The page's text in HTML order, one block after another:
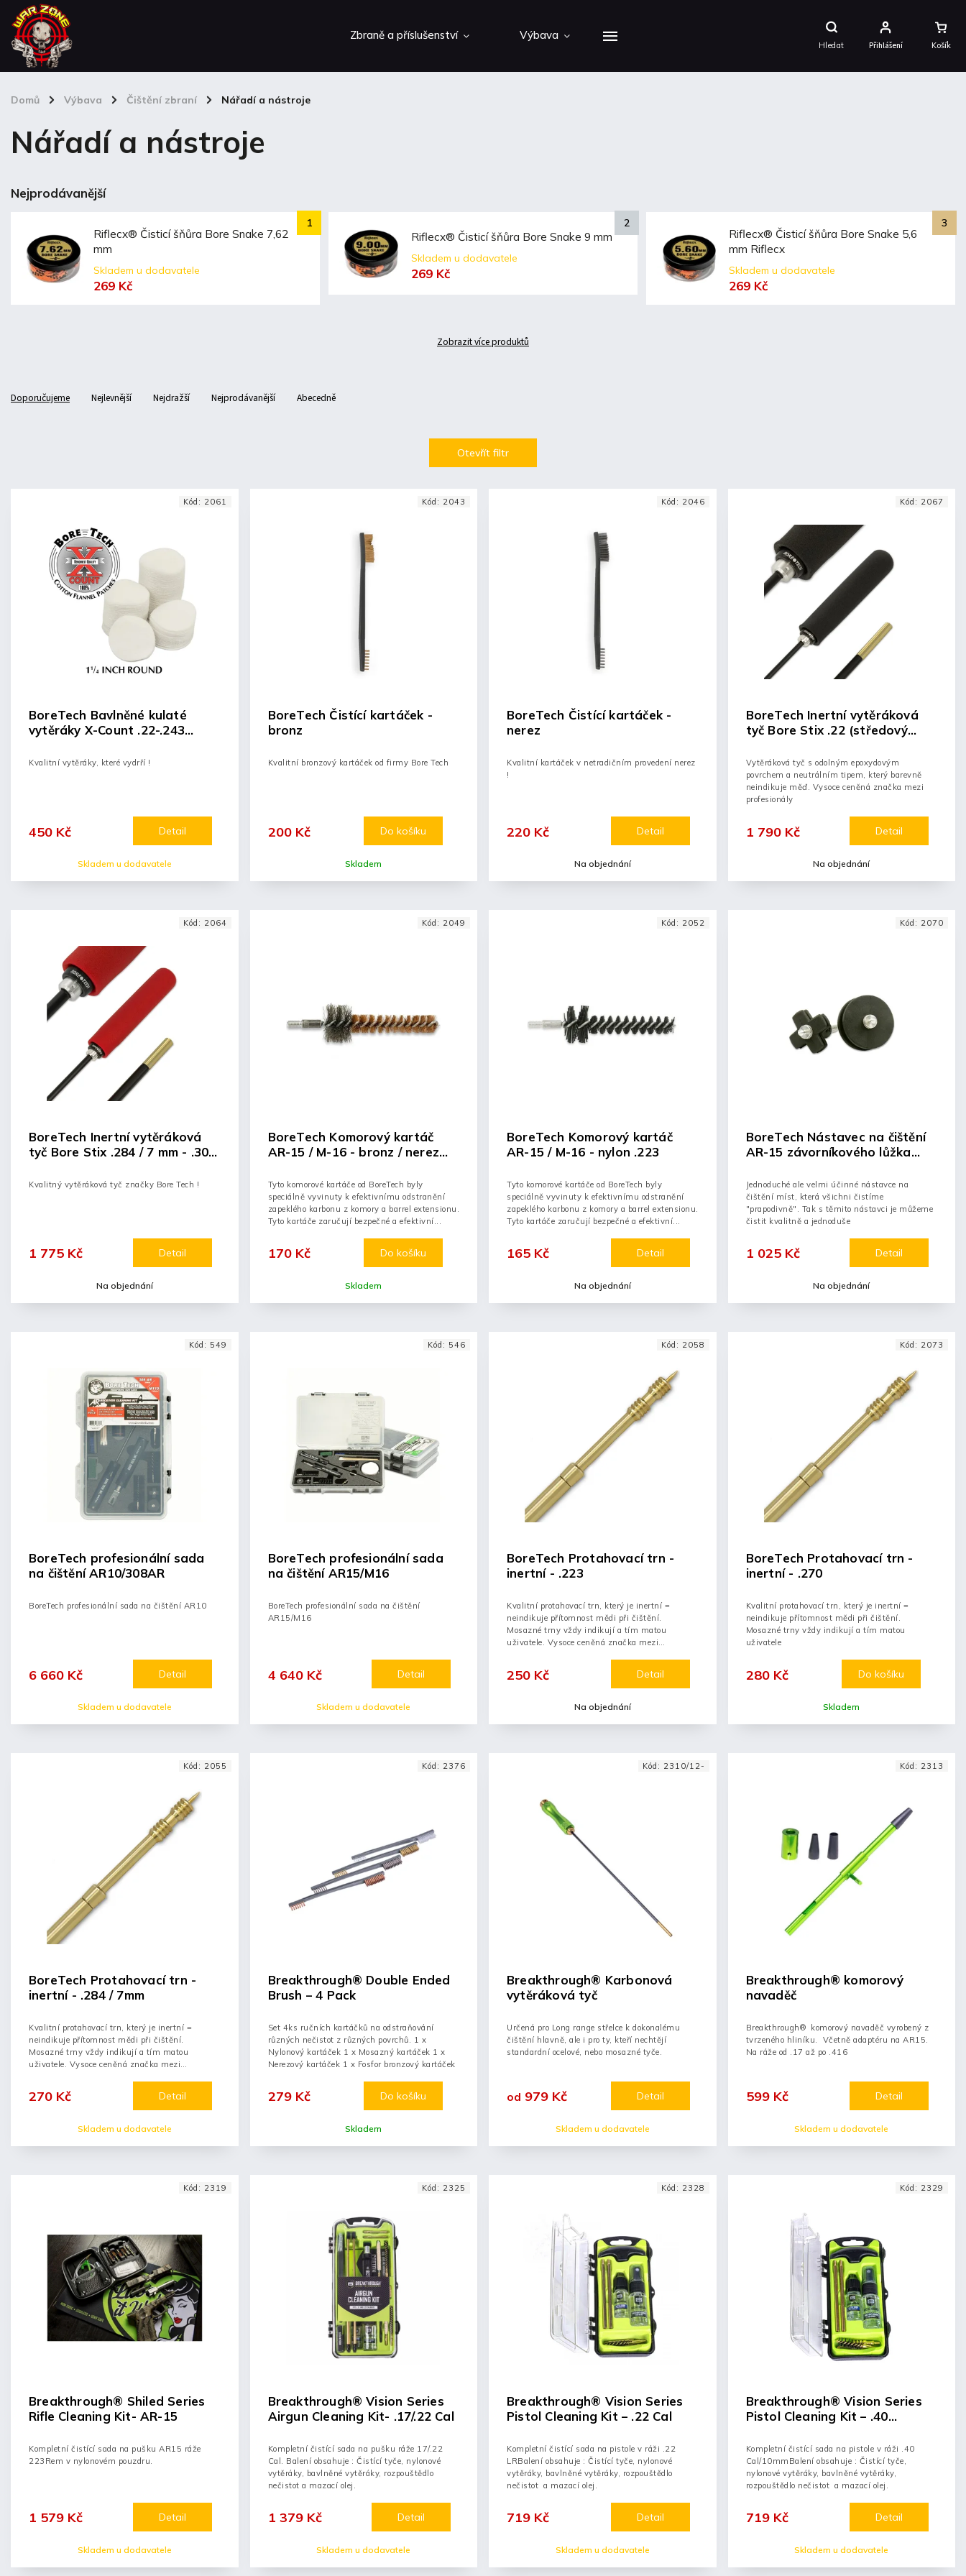
Hledat
Nákupní
Košík
Přihlášení
Zbraně a příslušenství Výbava
Domů / Výbava / Čištění zbraní / Nářadí a nástroje
Nářadí a nástroje
Nejprodávanější
Riflecx® Čisticí šňůra Bore Snake 7,62
mm
Skladem u dodavatele
269 Kč
Riflecx® Čisticí šňůra Bore Snake 9 mm
Skladem u dodavatele
269 Kč
Riflecx® Čisticí šňůra Bore Snake 5,6
mm Riflecx
Skladem u dodavatele
269 Kč
Zobrazit více produktů
Doporučujeme Nejlevnější Nejdražší Nejprodávanější Abecedně
Otevřít filtr
BoreTech Bavlněné kulaté
vytěráky X-Count .22-.243
Skladem u dodavatele
450 Kč Detail
Kvalitní vytěráky, které vydrří !
Kód: 2061
BoreTech Čistící kartáček -
bronz
Skladem
200 Kč Do košíku
Kvalitní bronzový kartáček od firmy Bore Tech
Kód: 2043
BoreTech Čistící kartáček -
nerez
Na objednání
220 Kč Detail
Kvalitní kartáček v netradičním provedení nerez
!
Kód: 2046
BoreTech Inertní vytěráková
tyč Bore Stix .22 (středový
Na objednání
1 790 Kč Detail
Vytěráková tyč s odolným epoxydovým
povrchem a neutrálním tipem, který barevně
neindikuje měď. Vysoce ceněná značka mezi
profesionály
Kód: 2067
BoreTech Inertní vytěráková
tyč Bore Stix .284 / 7 mm - .30 /
Na objednání
1 775 Kč Detail
Kvalitný vytěráková tyč značky Bore Tech !
Kód: 2064
BoreTech Komorový kartáč
AR-15 / M-16 - bronz / nerez
Skladem
170 Kč Do košíku
Tyto komorové kartáče od BoreTech byly
speciálně vyvinuty k efektivnímu odstranění
zapeklého karbonu z komory a barrel extensionu.
Tyto kartáče zaručují bezpečné a efektivní...
Kód: 2049
BoreTech Komorový kartáč
AR-15 / M-16 - nylon .223
Na objednání
165 Kč Detail
Tyto komorové kartáče od BoreTech byly
speciálně vyvinuty k efektivnímu odstranění
zapeklého karbonu z komory a barrel extensionu.
Tyto kartáče zaručují bezpečné a efektivní...
Kód: 2052
BoreTech Nástavec na čištění
AR-15 závorníkového lůžka
Na objednání
1 025 Kč Detail
Jednoduché ale velmi účinné nástavce na
čištění míst, která všichni čistíme
"prapodivně". Tak s těmito nástavci je můžeme
čistit kvalitně a jednoduše
Kód: 2070
BoreTech profesionální sada
na čištění AR10/308AR
Skladem u dodavatele
6 660 Kč Detail
BoreTech profesionální sada na čištění AR10
Kód: 549
BoreTech profesionální sada
na čištění AR15/M16
Skladem u dodavatele
4 640 Kč Detail
BoreTech profesionální sada na čištění
AR15/M16
Kód: 546
BoreTech Protahovací trn -
inertní - .223
Na objednání
250 Kč Detail
Kvalitní protahovací trn, který je inertní =
neindikuje přítomnost mědi při čištění.
Mosazné trny vždy indikují a tím matou
uživatele. Vysoce ceněná značka mezi
Kód: 2058
BoreTech Protahovací trn -
inertní - .270
Skladem
280 Kč Do košíku
Kvalitní protahovací trn, který je inertní =
neindikuje přítomnost mědi při čištění.
Mosazné trny vždy indikují a tím matou
uživatele
Kód: 2073
BoreTech Protahovací trn -
inertní - .284 / 7mm
Skladem u dodavatele
270 Kč Detail
Kvalitní protahovací trn, který je inertní =
neindikuje přítomnost mědi při čištění.
Mosazné trny vždy indikují a tím matou
uživatele. Vysoce ceněná značka mezi
Kód: 2055
Breakthrough® Double Ended
Brush – 4 Pack
Skladem
279 Kč Do košíku
Set 4ks ručních kartáčků na odstraňování
různých nečistot z různých povrchů. 1 x
Nylonový kartáček 1 x Mosazný kartáček 1 x
Nerezový kartáček 1 x Fosfor bronzový kartáček
Kód: 2376
Breakthrough® Karbonová
vytěráková tyč
Skladem u dodavatele
od 979 Kč Detail
Určená pro Long range střelce k dokonalému
čištění hlavně, ale i pro ty, kteří nechtějí
standardní ocelové, nebo mosazné tyče.
Kód: 2310/12-
Breakthrough® komorový
navaděč
Skladem u dodavatele
599 Kč Detail
Breakthrough® komorový navaděč vyrobený z
tvrzeného hliníku. Včetně adaptéru na AR15.
Na ráže od .17 až po .416
Kód: 2313
Breakthrough® Shiled Series
Rifle Cleaning Kit- AR-15
Skladem u dodavatele
1 579 Kč Detail
Kompletní čistící sada na pušku AR15 ráže
223Rem v nylonovém pouzdru.
Kód: 2319
Breakthrough® Vision Series
Airgun Cleaning Kit- .17/.22 Cal
Skladem u dodavatele
1 379 Kč Detail
Kompletní čistící sada na pušku ráže 17/.22
Cal. Balení obsahuje : Čistící tyče, nylonové
vytěráky, bavlněné vytěráky, rozpouštědlo
nečistot a mazací olej.
Kód: 2325
Breakthrough® Vision Series
Pistol Cleaning Kit – .22 Cal
Skladem u dodavatele
719 Kč Detail
Kompletní čistící sada na pistole v ráži .22
LRBalení obsahuje : Čistící tyče, nylonové
vytěráky, bavlněné vytěráky, rozpouštědlo
nečistot a mazací olej.
Kód: 2328
Breakthrough® Vision Series
Pistol Cleaning Kit – .40
Skladem u dodavatele
719 Kč Detail
Kompletní čistící sada na pistole v ráži .40
Cal/10mmBalení obsahuje : Čistící tyče,
nylonové vytěráky, bavlněné vytěráky,
rozpouštědlo nečistot a mazací olej.
Kód: 2329